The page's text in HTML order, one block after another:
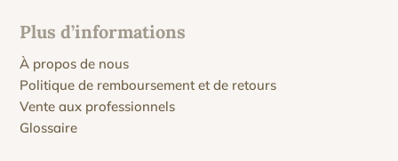
Plus d’informations
À propos de nous
Politique de remboursement et de retours
Vente aux professionnels
Glossaire